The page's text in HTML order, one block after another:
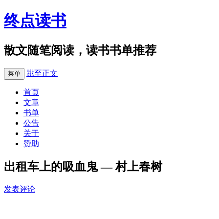
终点读书
散文随笔阅读，读书书单推荐
菜单 跳至正文
首页
文章
书单
公告
关于
赞助
出租车上的吸血鬼 — 村上春树
发表评论